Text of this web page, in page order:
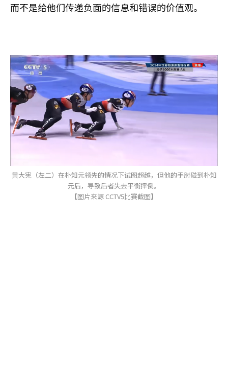
而不是给他们传递负面的信息和错误的价值观。
黄大宪（左二）在朴知元领先的情况下试图超越，但他的手肘碰到朴知
元后，导致后者失去平衡摔倒。
【图片来源 CCTV5比赛截图】